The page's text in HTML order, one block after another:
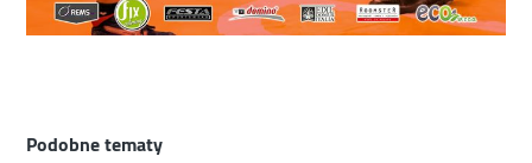
Podobne tematy